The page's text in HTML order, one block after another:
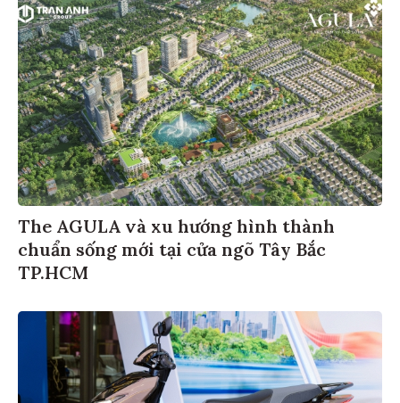
The AGULA và xu hướng hình thành
chuẩn sống mới tại cửa ngõ Tây Bắc
TP.HCM